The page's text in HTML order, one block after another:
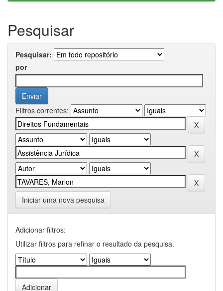
Pesquisar
Pesquisar:
por
Filtros correntes:
Iniciar uma nova pesquisa
Adicionar filtros:
Utilizar filtros para refinar o resultado da pesquisa.